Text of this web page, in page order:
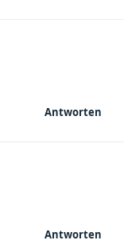
Antworten
Antworten